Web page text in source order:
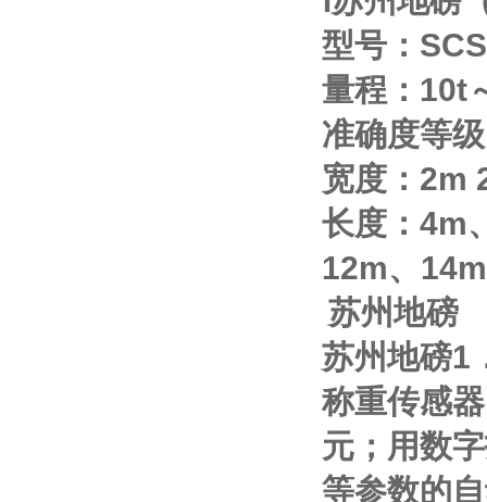
型号： SCS
量程： 10t
准确度等
宽度： 2m
长度： 4m
12m、 14m
苏州地磅
苏州地磅1
称重传感
元；用数
等参数的